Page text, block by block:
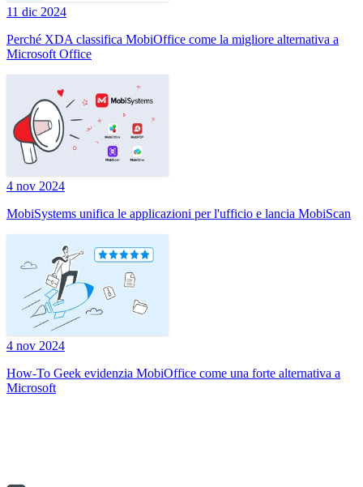
11 dic 2024
Perché XDA classifica MobiOffice come la migliore alternativa a
Microsoft Office
4 nov 2024
MobiSystems unifica le applicazioni per l'ufficio e lancia MobiScan
4 nov 2024
How-To Geek evidenzia MobiOffice come una forte alternativa a
Microsoft